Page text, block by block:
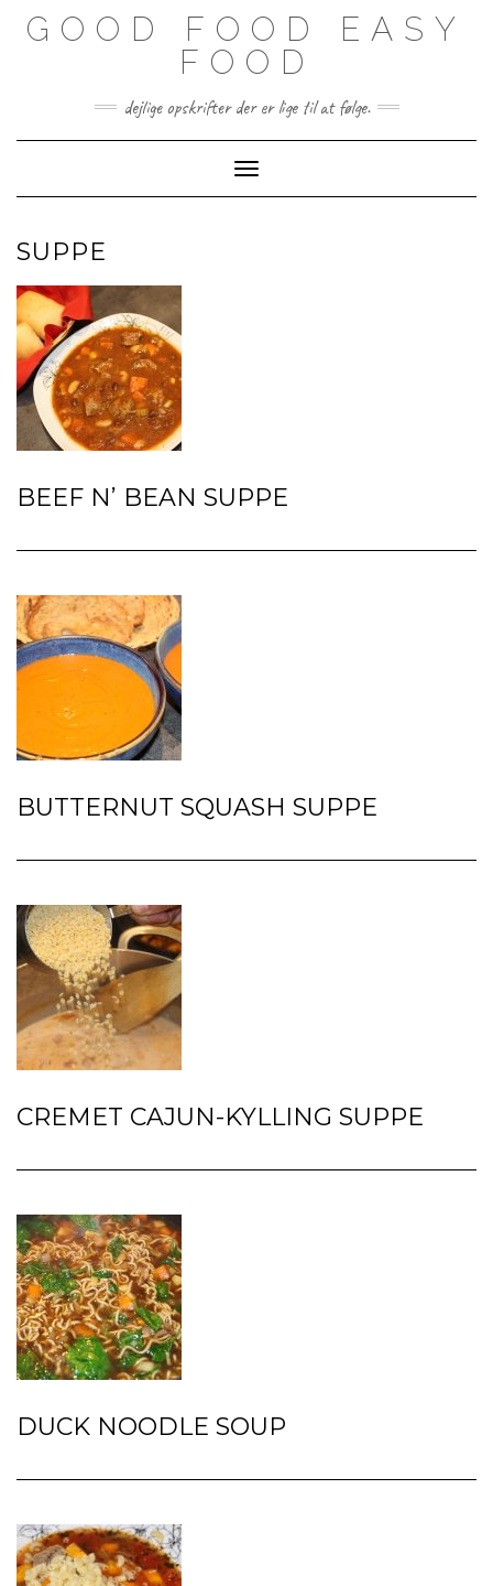
GOOD FOOD EASY
FOOD
dejlige opskrifter der er lige til at følge.
Toggle Navigation
SUPPE
BEEF N’ BEAN SUPPE
BUTTERNUT SQUASH SUPPE
CREMET CAJUN-KYLLING SUPPE
DUCK NOODLE SOUP